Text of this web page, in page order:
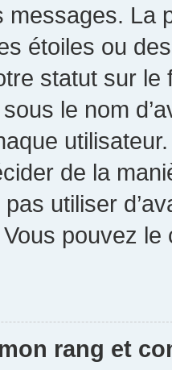
messages. La
étoiles ou
statut sur
le nom
utilisateur.
de la
utiliser
Vous pouvez
rang et